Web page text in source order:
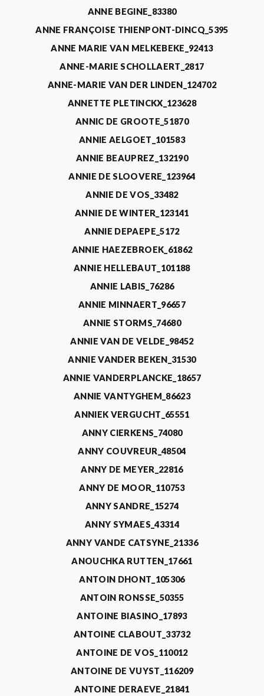
ANNE BEGINE_83380
ANNE FRANÇOISE THIENPONT-DINCQ_5395
ANNE MARIE VAN MELKEBEKE_92413
ANNE-MARIE SCHOLLAERT_2817
ANNE-MARIE VAN DER LINDEN_124702
ANNETTE PLETINCKX_123628
ANNIC DE GROOTE_51870
ANNIE AELGOET_101583
ANNIE BEAUPREZ_132190
ANNIE DE SLOOVERE_123964
ANNIE DE VOS_33482
ANNIE DE WINTER_123141
ANNIE DEPAEPE_5172
ANNIE HAEZEBROEK_61862
ANNIE HELLEBAUT_101188
ANNIE LABIS_76286
ANNIE MINNAERT_96657
ANNIE STORMS_74680
ANNIE VAN DE VELDE_98452
ANNIE VANDER BEKEN_31530
ANNIE VANDERPLANCKE_18657
ANNIE VANTYGHEM_86623
ANNIEK VERGUCHT_65551
ANNY CIERKENS_74080
ANNY COUVREUR_48504
ANNY DE MEYER_22816
ANNY DE MOOR_110753
ANNY SANDRE_15274
ANNY SYMAES_43314
ANNY VANDE CATSYNE_21336
ANOUCHKA RUTTEN_17661
ANTOIN DHONT_105306
ANTOIN RONSSE_50355
ANTOINE BIASINO_17893
ANTOINE CLABOUT_33732
ANTOINE DE VOS_110012
ANTOINE DE VUYST_116209
ANTOINE DERAEVE_21841